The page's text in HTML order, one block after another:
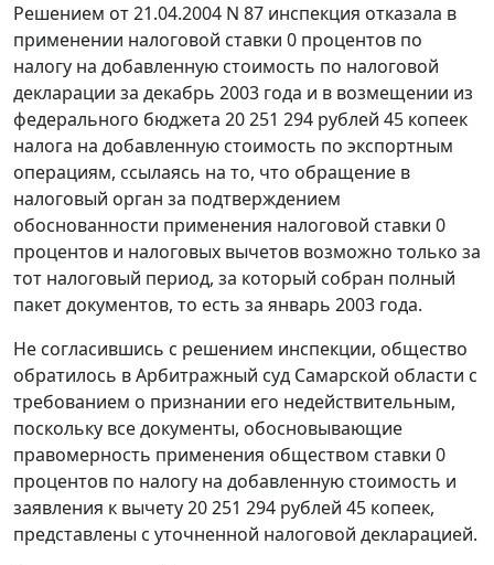
Решением от 21.04.2004 N 87 инспекция отказала в
применении налоговой ставки 0 процентов по
налогу на добавленную стоимость по налоговой
декларации за декабрь 2003 года и в возмещении из
федерального бюджета 20 251 294 рублей 45 копеек
налога на добавленную стоимость по экспортным
операциям, ссылаясь на то, что обращение в
налоговый орган за подтверждением
обоснованности применения налоговой ставки 0
процентов и налоговых вычетов возможно только за
тот налоговый период, за который собран полный
пакет документов, то есть за январь 2003 года.
Не согласившись с решением инспекции, общество
обратилось в Арбитражный суд Самарской области с
требованием о признании его недействительным,
поскольку все документы, обосновывающие
правомерность применения обществом ставки 0
процентов по налогу на добавленную стоимость и
заявления к вычету 20 251 294 рублей 45 копеек,
представлены с уточненной налоговой декларацией.